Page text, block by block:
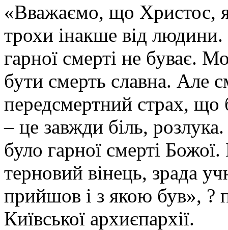
«Вважаємо, що Христос,
трохи інакше від
гарної смерті не буває.
бути смерть славна. Але
передсмертний страх, що
– це завжди біль,
було гарної смерті
терновий вінець, зрада
прийшов і з якою був», ?
Київської архиєпархії.